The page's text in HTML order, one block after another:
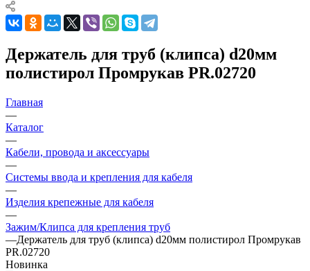
Держатель для труб (клипса) d20мм
полистирол Промрукав PR.02720
Главная
—
Каталог
—
Кабели, провода и аксессуары
—
Системы ввода и крепления для кабеля
—
Изделия крепежные для кабеля
—
Зажим/Клипса для крепления труб
—Держатель для труб (клипса) d20мм полистирол Промрукав
PR.02720
Новинка